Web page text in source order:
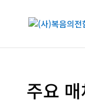
주요